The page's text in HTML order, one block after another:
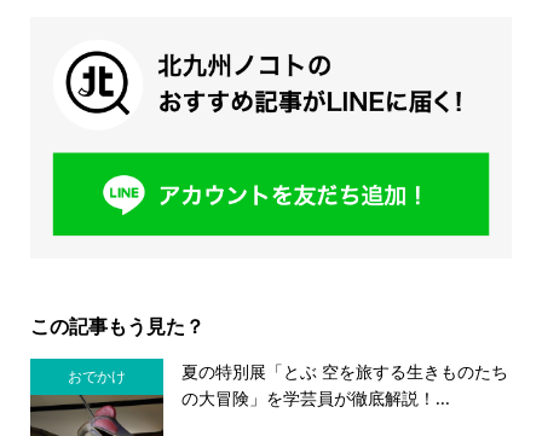
この記事もう見た？
おでかけ
夏の特別展「とぶ 空を旅する生きものたち
の大冒険」を学芸員が徹底解説！...